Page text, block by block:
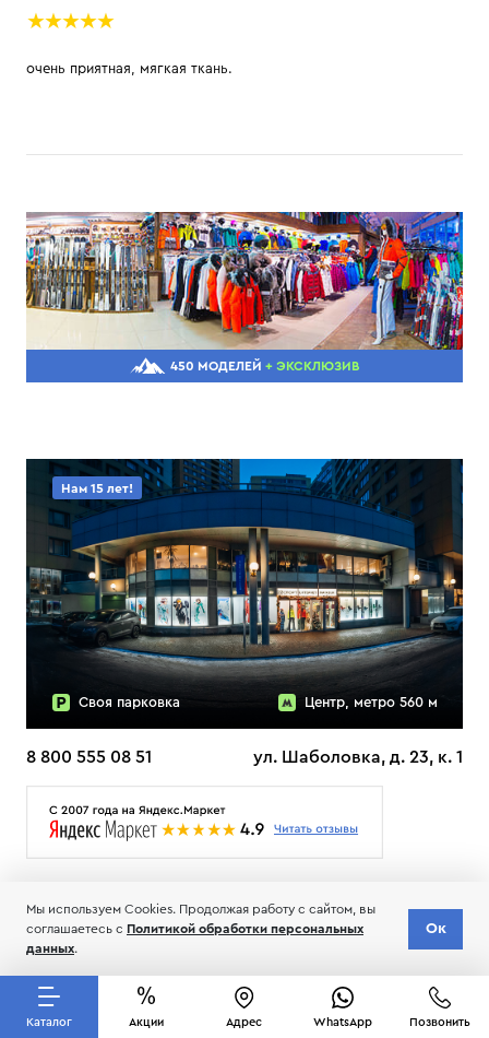
очень приятная, мягкая ткань.
450 МОДЕЛЕЙ + ЭКСКЛЮЗИВ
Нам 15 лет!
Своя парковка Центр, метро 560 м
8 800 555 08 51 ул. Шаболовка, д. 23, к. 1
© 2006-2026 Пределанет
Каталог Акции Адрес WhatsApp Позвонить
Мы используем Cookies. Продолжая работу с сайтом, вы
соглашаетесь с Политикой обработки персональных
данных.
Ок